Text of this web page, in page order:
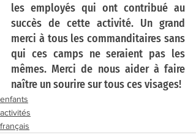
les employés qui ont contribué au
succès de cette activité. Un grand
merci à tous les commanditaires sans
qui ces camps ne seraient pas les
mêmes. Merci de nous aider à faire
naître un sourire sur tous ces visages!
enfants
activités
français